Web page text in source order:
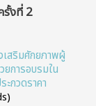
รั้งที่ 2
เสริมศักยภาพผู้
ยการอบรมใน
กวดราคา